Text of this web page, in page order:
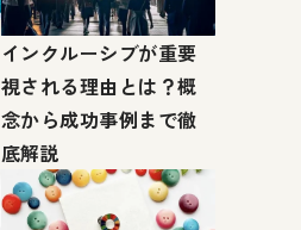
インクルーシブが重要
視される理由とは？概
念から成功事例まで徹
底解説